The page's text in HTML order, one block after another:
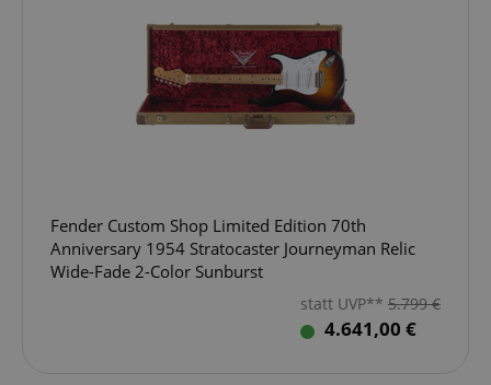
Fender Custom Shop Limited Edition 70th
Anniversary 1954 Stratocaster Journeyman Relic
Wide-Fade 2-Color Sunburst
statt UVP** 5.799€
4.641,00 €